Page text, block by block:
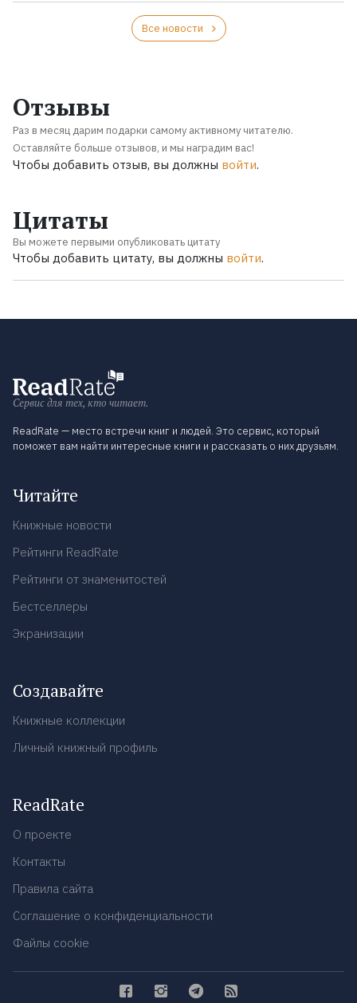
Все новости
Отзывы
Раз в месяц дарим подарки самому активному читателю.
Оставляйте больше отзывов, и мы наградим вас!
Чтобы добавить отзыв, вы должны войти.
Цитаты
Вы можете первыми опубликовать цитату
Чтобы добавить цитату, вы должны войти.
Сервис для тех, кто читает.
ReadRate — место встречи книг и людей. Это сервис, который
поможет вам найти интересные книги и рассказать о них друзьям.
Читайте
Книжные новости
Рейтинги ReadRate
Рейтинги от знаменитостей
Бестселлеры
Экранизации
Создавайте
Книжные коллекции
Личный книжный профиль
ReadRate
О проекте
Контакты
Правила сайта
Соглашение о конфиденциальности
Файлы cookie